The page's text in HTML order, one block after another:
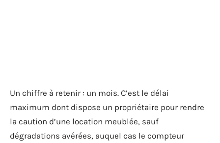
Un chiffre à retenir : un mois. C’est le délai
maximum dont dispose un propriétaire pour rendre
la caution d’une location meublée, sauf
dégradations avérées, auquel cas le compteur